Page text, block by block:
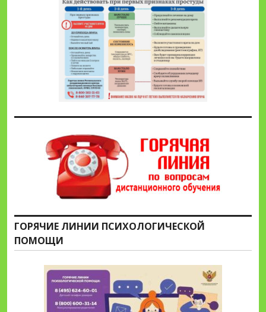
ГОРЯЧИЕ ЛИНИИ ПСИХОЛОГИЧЕСКОЙ
ПОМОЩИ